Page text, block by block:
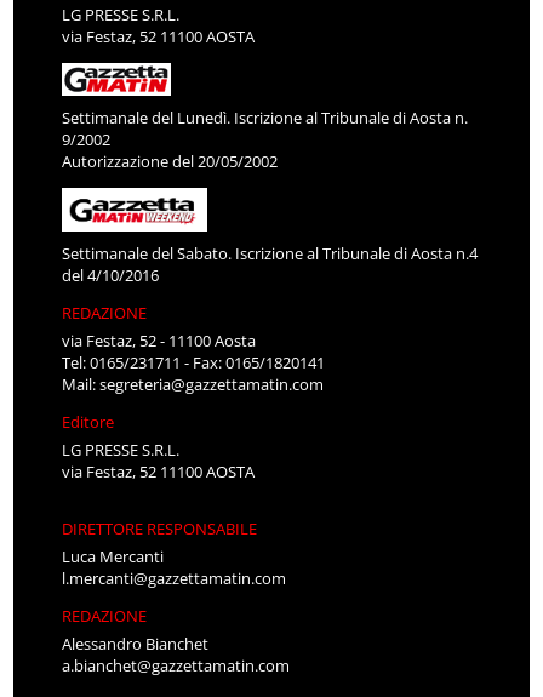
LG PRESSE S.R.L.
via Festaz, 52 11100 AOSTA
Settimanale del Lunedì. Iscrizione al Tribunale di Aosta n.
9/2002
Autorizzazione del 20/05/2002
Settimanale del Sabato. Iscrizione al Tribunale di Aosta n.4
del 4/10/2016
REDAZIONE
via Festaz, 52 - 11100 Aosta
Tel: 0165/231711 - Fax: 0165/1820141
Mail:segreteria@gazzettamatin.com
Editore
LG PRESSE S.R.L.
via Festaz, 52 11100 AOSTA
DIRETTORE RESPONSABILE
Luca Mercanti
l.mercanti@gazzettamatin.com
REDAZIONE
Alessandro Bianchet
a.bianchet@gazzettamatin.com